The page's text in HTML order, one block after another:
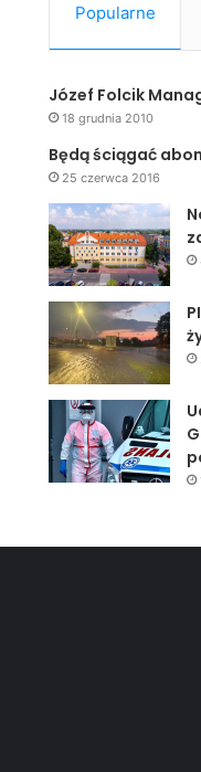
Popularne
Józef Folcik
18 grudnia 2010
Będą ściągać
25 czerwca 2016